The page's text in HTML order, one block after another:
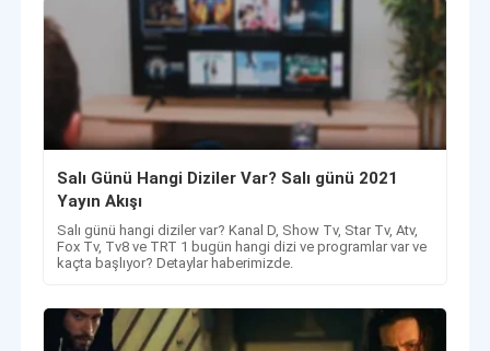
Salı Günü Hangi Diziler Var? Salı günü 2021
Yayın Akışı
Salı günü hangi diziler var? Kanal D, Show Tv, Star Tv, Atv,
Fox Tv, Tv8 ve TRT 1 bugün hangi dizi ve programlar var ve
kaçta başlıyor? Detaylar haberimizde.